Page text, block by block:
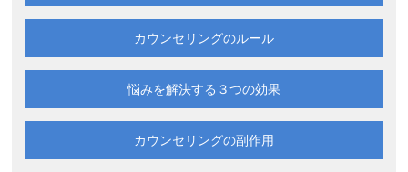
カウンセリングのルール
悩みを解決する ３つの効果
カウンセリングの副作用